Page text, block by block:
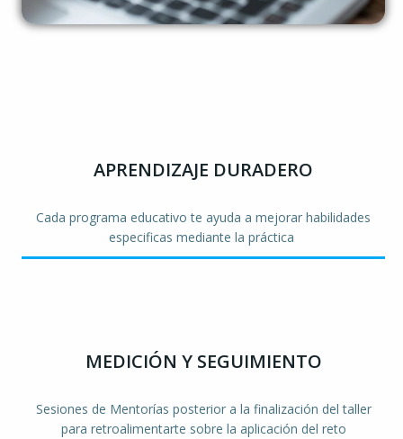
APRENDIZAJE DURADERO
Cada programa educativo te ayuda a mejorar habilidades
especificas mediante la práctica
MEDICIÓN Y SEGUIMIENTO
Sesiones de Mentorías posterior a la finalización del taller
para retroalimentarte sobre la aplicación del reto